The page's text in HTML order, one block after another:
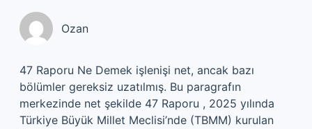
Ozan
47 Raporu Ne Demek işlenişi net, ancak bazı
bölümler gereksiz uzatılmış. Bu paragrafın
merkezinde net şekilde 47 Raporu , 2025 yılında
Türkiye Büyük Millet Meclisi’nde (TBMM) kurulan